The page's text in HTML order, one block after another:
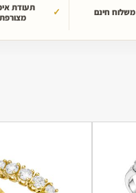
משלוח חינם
תעודת